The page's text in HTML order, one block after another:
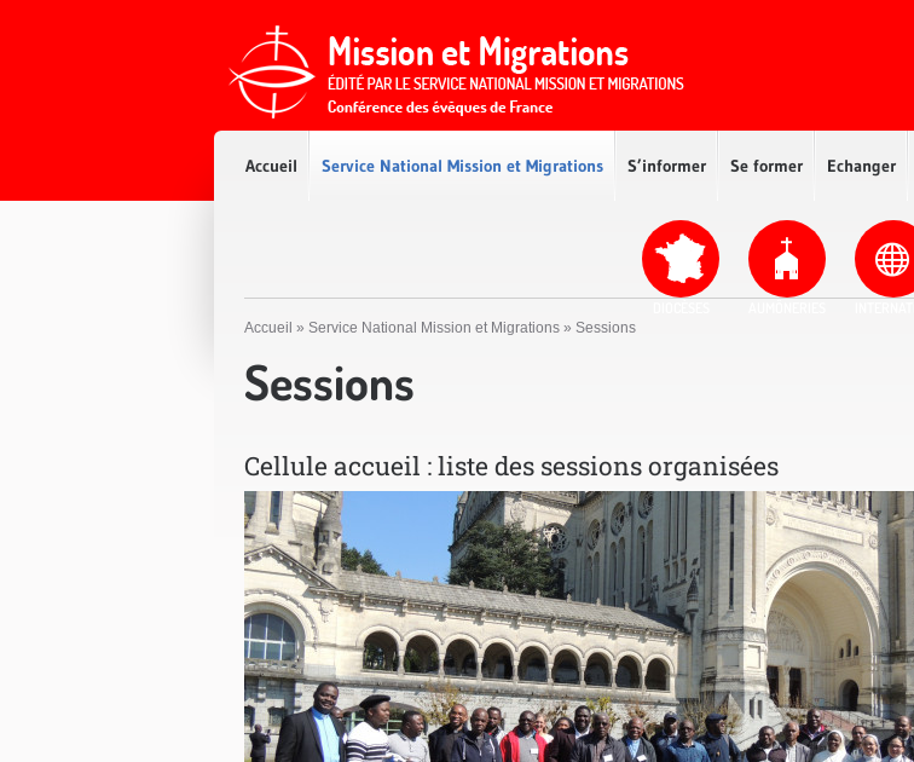
Accueil Service National Mission et Migrations S’informer Se former Echanger
Accueil » Service National Mission et Migrations » Sessions
Sessions
Cellule accueil : liste des sessions organisées